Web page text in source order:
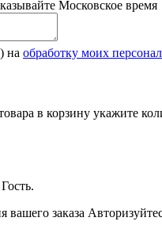
Московское время
на обработку моих
в корзину укажите
вашего заказа